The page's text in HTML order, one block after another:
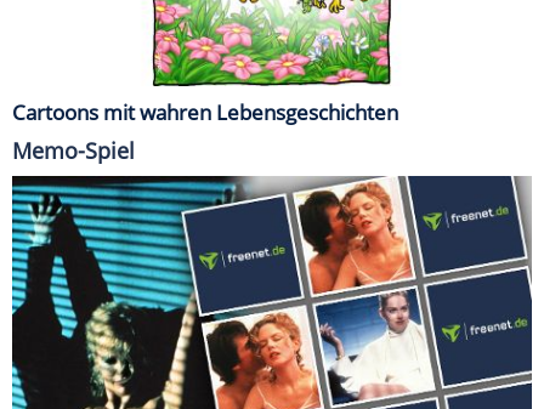
Cartoons mit wahren Lebensgeschichten
Memo-Spiel